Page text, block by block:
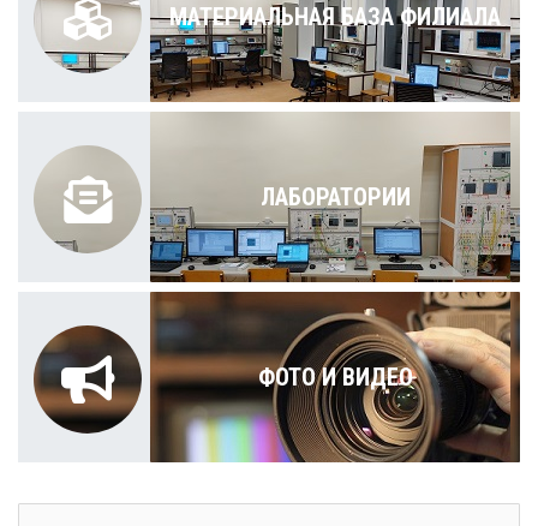
МАТЕРИАЛЬНАЯ БАЗА ФИЛИАЛА
ЛАБОРАТОРИИ
ФОТО И ВИДЕО